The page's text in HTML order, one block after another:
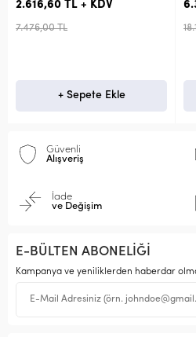
2.616,60 TL + KDV
7.476,00 TL
+ Sepete Ekle
Güvenli
Alışveriş
İade
ve Değişim
E-BÜLTEN ABONELİĞİ
Kampanya ve yeniliklerden haberdar